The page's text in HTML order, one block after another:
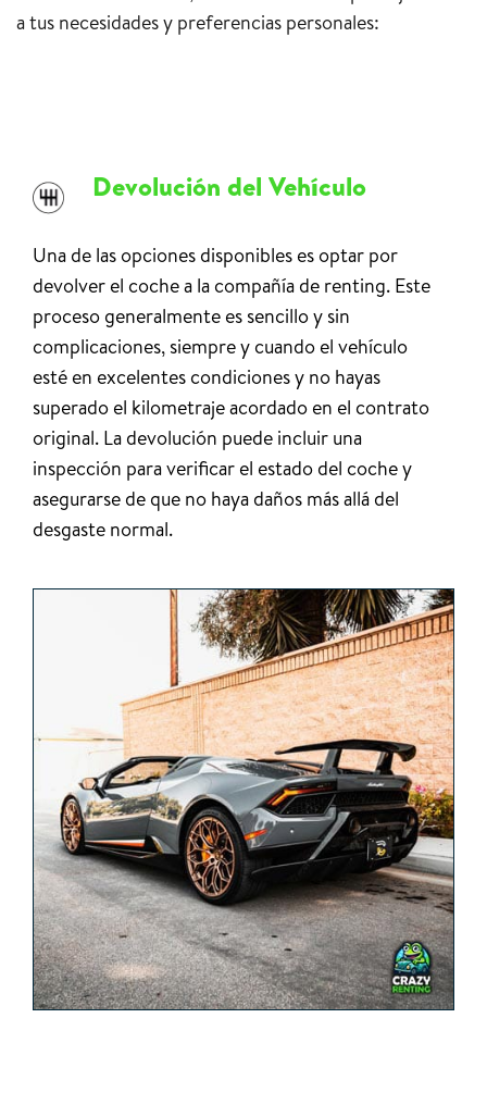
a tus necesidades y preferencias personales:
Devolución del Vehículo
Una de las opciones disponibles es optar por
devolver el coche a la compañía de renting. Este
proceso generalmente es sencillo y sin
complicaciones, siempre y cuando el vehículo
esté en excelentes condiciones y no hayas
superado el kilometraje acordado en el contrato
original. La devolución puede incluir una
inspección para verificar el estado del coche y
asegurarse de que no haya daños más allá del
desgaste normal.